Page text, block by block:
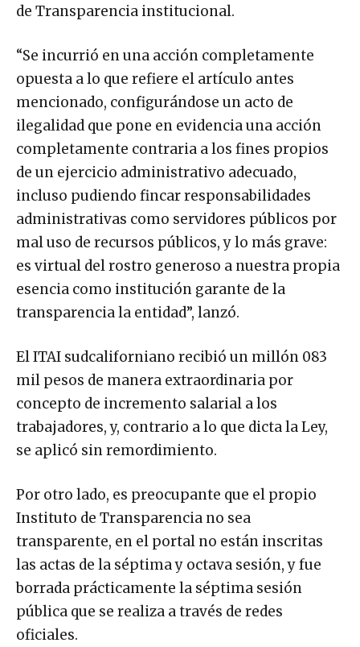
de Transparencia institucional.
“Se incurrió en una acción completamente
opuesta a lo que refiere el artículo antes
mencionado, configurándose un acto de
ilegalidad que pone en evidencia una acción
completamente contraria a los fines propios
de un ejercicio administrativo adecuado,
incluso pudiendo fincar responsabilidades
administrativas como servidores públicos por
mal uso de recursos públicos, y lo más grave:
es virtual del rostro generoso a nuestra propia
esencia como institución garante de la
transparencia la entidad”, lanzó.
El ITAI sudcaliforniano recibió un millón 083
mil pesos de manera extraordinaria por
concepto de incremento salarial a los
trabajadores, y, contrario a lo que dicta la Ley,
se aplicó sin remordimiento.
Por otro lado, es preocupante que el propio
Instituto de Transparencia no sea
transparente, en el portal no están inscritas
las actas de la séptima y octava sesión, y fue
borrada prácticamente la séptima sesión
pública que se realiza a través de redes
oficiales.